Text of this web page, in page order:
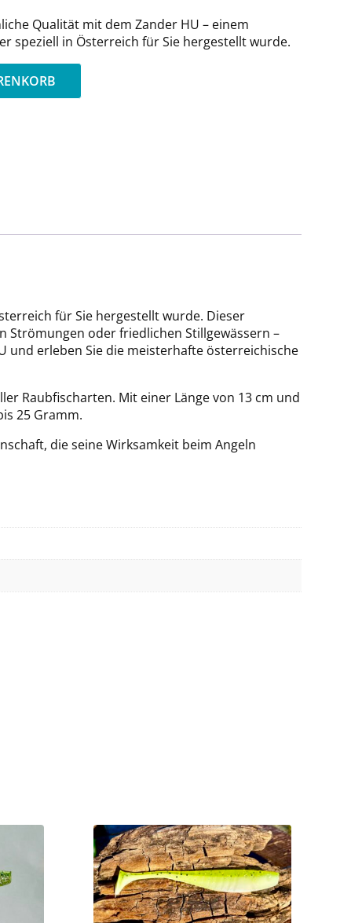
Qualität mit dem Zander HU – einem
speziell in Österreich für Sie hergestellt wurde.
für Sie hergestellt wurde. Dieser
Strömungen oder friedlichen Stillgewässern –
und erleben Sie die meisterhafte österreichische
Raubfischarten. Mit einer Länge von 13 cm und
25 Gramm.
die seine Wirksamkeit beim Angeln